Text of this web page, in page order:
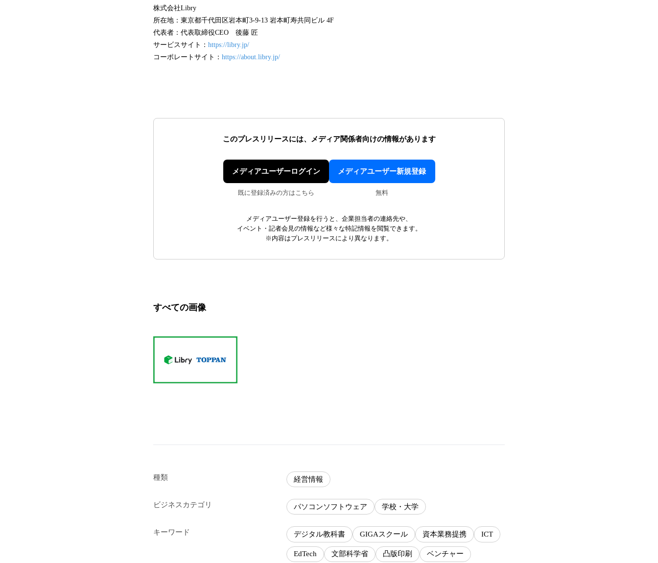
株式会社Libry
所在地：東京都千代田区岩本町3-9-13 岩本町寿共同ビル 4F
代表者：代表取締役CEO 後藤 匠
サービスサイト： https://libry.jp/
コーポレートサイト： https://about.libry.jp/
このプレスリリースには、 メディア関係者向けの情報があります
メディアユーザーログイン
既に登録済みの方はこちら
メディアユーザー新規登録
無料
メディアユーザー登録を行うと、企業担当者の連絡先や、
イベント・記者会見の情報など様々な特記情報を閲覧できます。
※内容はプレスリリースにより異なります。
すべての画像
種類 経営情報
ビジネスカテゴリ パソコンソフトウェア 学校・大学
キーワード デジタル教科書 GIGAスクール 資本業務提携 ICT
EdTech 文部科学省 凸版印刷 ベンチャー